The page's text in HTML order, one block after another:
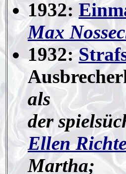
1932:
Max
1932:
als
der
Ellen
Martha;